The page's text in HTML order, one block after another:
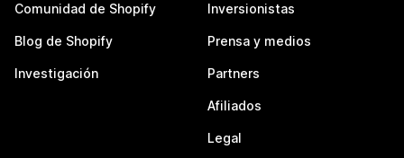
Comunidad de Shopify
Blog de Shopify
Investigación
Inversionistas
Prensa y medios
Partners
Afiliados
Legal